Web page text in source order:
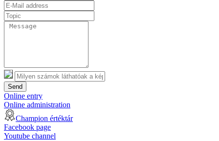
Send
Online entry
Online administration
Champion értéktár
Facebook page
Youtube channel